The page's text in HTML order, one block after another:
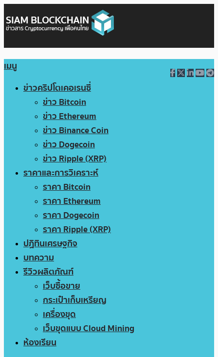
เมนู
ข่าวคริปโตเคอเรนซี่
ข่าว Bitcoin
ข่าว Ethereum
ข่าว Binance Coin
ข่าว Dogecoin
ข่าว Ripple (XRP)
ราคาและการวิเคราะห์
ราคา Bitcoin
ราคา Ethereum
ราคา Dogecoin
ราคา Ripple (XRP)
ปฏิทินเศรษฐกิจ
บทความ
รีวิวผลิตภัณฑ์
เว็บซื้อขาย
กระเป๋าเก็บเหรียญ
เครื่องขุด
เว็บขุดแบบ Cloud Mining
ห้องเรียน